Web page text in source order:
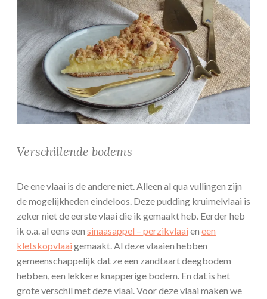
Verschillende bodems
De ene vlaai is de andere niet. Alleen al qua vullingen zijn
de mogelijkheden eindeloos. Deze pudding kruimelvlaai is
zeker niet de eerste vlaai die ik gemaakt heb. Eerder heb
ik o.a. al eens een sinaasappel – perzikvlaai en een
kletskopvlaai gemaakt. Al deze vlaaien hebben
gemeenschappelijk dat ze een zandtaart deegbodem
hebben, een lekkere knapperige bodem. En dat is het
grote verschil met deze vlaai. Voor deze vlaai maken we